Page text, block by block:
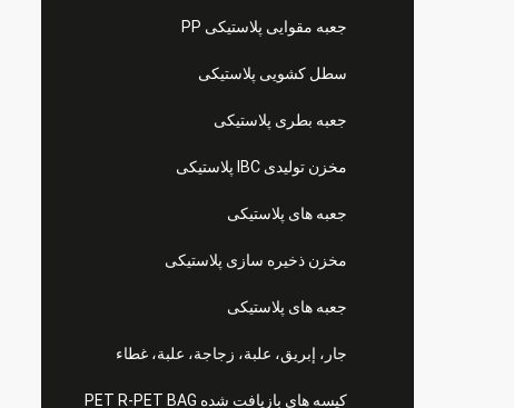
جعبه مقوایی پلاستیکی PP
سطل کشویی پلاستیکی
جعبه بطری پلاستیکی
مخزن تولیدی IBC پلاستیکی
جعبه های پلاستیکی
مخزن ذخیره سازی پلاستیکی
جعبه های پلاستیکی
جار، إبريق، علبة، زجاجة، علبة، غطاء
کیسه های بازیافت شده PET R-PET BAG